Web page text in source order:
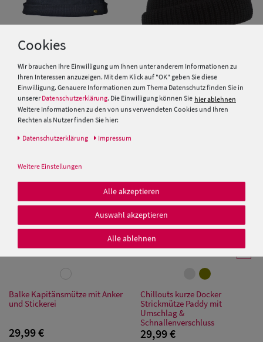
Damen Caps
Damen
Balke Dockerscap Lakota im
used look
Kurze Docker Umschlagmütze
aus reiner Wolle von Hut-
Breiter
Balke Kapitänsmütze mit Anker
und Stickerei
29,99 €
Chillouts kurze Docker
Strickmütze Paddy mit
Umschlag &
Schnallenverschluss
29,99 €
Cookies
Wir brauchen Ihre Einwilligung um Ihnen unter anderem Informationen zu
Ihren Interessen anzuzeigen. Mit dem Klick auf "OK" geben Sie diese
Einwilligung. Genauere Informationen zum Thema Datenschutz finden Sie in
unserer Datenschutzerklärung. Die Einwilligung können Sie hier ablehnen
Weitere Informationen zu den von uns verwendeten Cookies und Ihren
Rechten als Nutzer finden Sie hier:
Daten­schutz­erklärung Impressum
Weitere Einstellungen
Alle akzeptieren
Auswahl akzeptieren
Alle ablehnen